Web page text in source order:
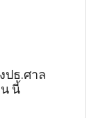
ปธ.ศาล
นี้